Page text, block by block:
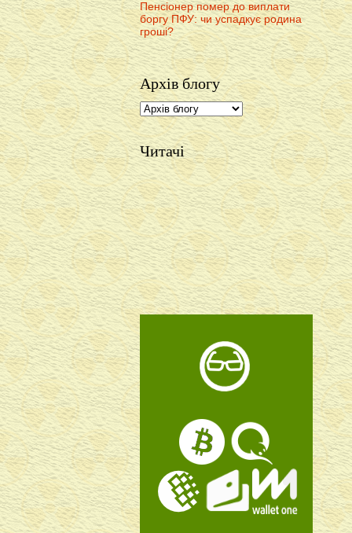
Пенсіонер помер до виплати
боргу ПФУ: чи успадкує родина
гроші?
Архів блогу
Читачі